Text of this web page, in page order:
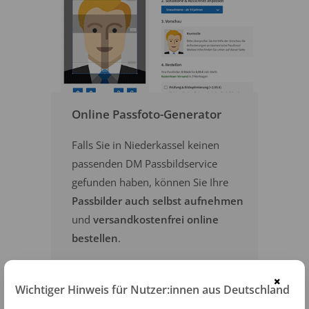
Online Passfoto-Generator
Falls Sie in Niederkassel keinen
passenden DM Passbildservice
gefunden haben, können Sie Ihre
Passbilder auch selbst aufnehmen
und versandkostenfrei online
bestellen.
×
Wichtiger Hinweis für Nutzer:innen aus Deutschland